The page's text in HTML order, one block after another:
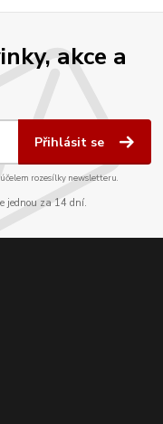
akce a
Přihlásit se
rozesílky newsletteru.
jednou za 14 dní.